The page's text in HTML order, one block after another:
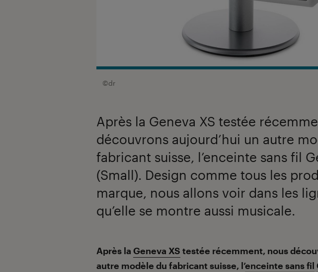
©dr
Après la Geneva XS testée
découvrons aujourd’hui un autre
fabricant suisse, l’enceinte sans fil
(Small). Design comme tous les
marque, nous allons voir dans les
qu’elle se montre aussi musicale.
Introduction
Après la Geneva XS testée récemment, nous
autre modèle du fabricant suisse, l’enceinte sans fil